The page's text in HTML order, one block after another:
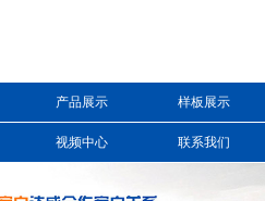
产品展示 样板展示
视频中心 联系我们